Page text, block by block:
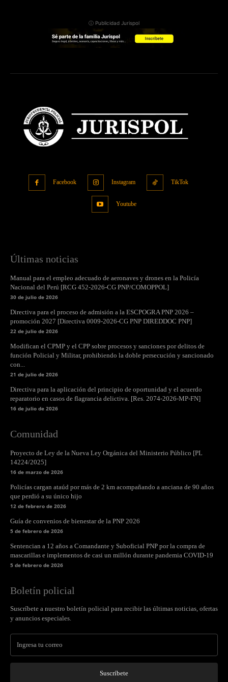
ⓘ Publicidad Jurispol
Facebook Instagram TikTok
Youtube
Últimas noticias
Manual para el empleo adecuado de aeronaves y drones en la Policía
Nacional del Perú [RCG 452-2026-CG PNP/COMOPPOL]
30 de julio de 2026
Directiva para el proceso de admisión a la ESCPOGRA PNP 2026 –
promoción 2027 [Directiva 0009-2026-CG PNP DIREDDOC PNP]
22 de julio de 2026
Modifican el CPMP y el CPP sobre procesos y sanciones por delitos de
función Policial y Militar, prohibiendo la doble persecución y sancionado
con...
21 de julio de 2026
Directiva para la aplicación del principio de oportunidad y el acuerdo
reparatorio en casos de flagrancia delictiva. [Res. 2074-2026-MP-FN]
16 de julio de 2026
Comunidad
Proyecto de Ley de la Nueva Ley Orgánica del Ministerio Público [PL
14224/2025]
16 de marzo de 2026
Policías cargan ataúd por más de 2 km acompañando a anciana de 90 años
que perdió a su único hijo
12 de febrero de 2026
Guía de convenios de bienestar de la PNP 2026
5 de febrero de 2026
Sentencian a 12 años a Comandante y Suboficial PNP por la compra de
mascarillas e implementos de casi un millón durante pandemia COVID-19
5 de febrero de 2026
Boletín policial
Suscríbete a nuestro boletín policial para recibir las últimas noticias, ofertas
y anuncios especiales.
Suscríbete